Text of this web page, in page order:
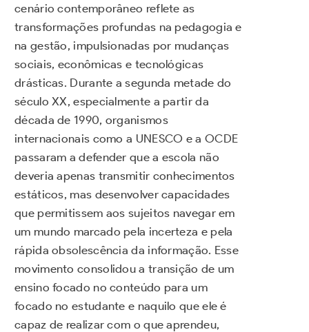
cenário contemporâneo reflete as
transformações profundas na pedagogia e
na gestão, impulsionadas por mudanças
sociais, econômicas e tecnológicas
drásticas. Durante a segunda metade do
século XX, especialmente a partir da
década de 1990, organismos
internacionais como a UNESCO e a OCDE
passaram a defender que a escola não
deveria apenas transmitir conhecimentos
estáticos, mas desenvolver capacidades
que permitissem aos sujeitos navegar em
um mundo marcado pela incerteza e pela
rápida obsolescência da informação. Esse
movimento consolidou a transição de um
ensino focado no conteúdo para um
focado no estudante e naquilo que ele é
capaz de realizar com o que aprendeu,